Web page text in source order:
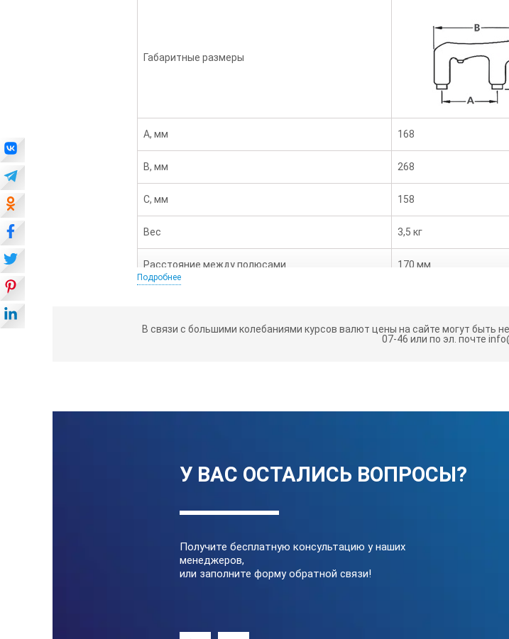
Габаритные размеры
А, мм 168
В, мм 268
С, мм 158
Вес 3,5 кг
Расстояние между полюсами 170 мм
17 кг
Подробнее
В связи с большими колебаниями курсов валют цены на сайте могут быть
07-46 или по эл. почте
У ВАС ОСТАЛИСЬ ВОПРОСЫ?
Получите бесплатную консультацию у наших
менеджеров,
или заполните форму обратной связи!